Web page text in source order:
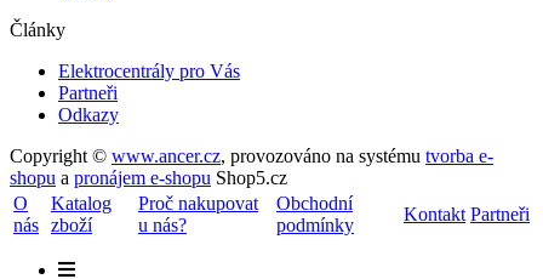
Články
Elektrocentrály pro Vás
Partneři
Odkazy
Copyright © www.ancer.cz, provozováno na systému tvorba e-
shopu a pronájem e-shopu Shop5.cz
O
nás
Katalog
zboží
Proč nakupovat
u nás?
Obchodní
podmínky
Kontakt Partneři